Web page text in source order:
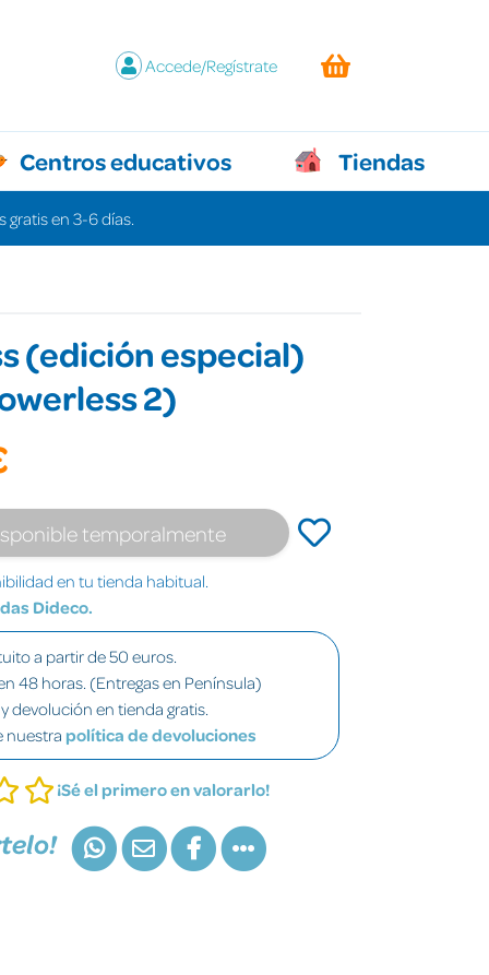
Accede/Regístrate
Centros educativos Tiendas
gratis en 3-6 días.
(edición especial)
2)
temporalmente
en tu tienda habitual.
Dideco.
a partir de 50 euros.
48 horas. (Entregas en Península)
devolución en tienda gratis.
nuestra política de devoluciones
¡Sé el primero en valorarlo!